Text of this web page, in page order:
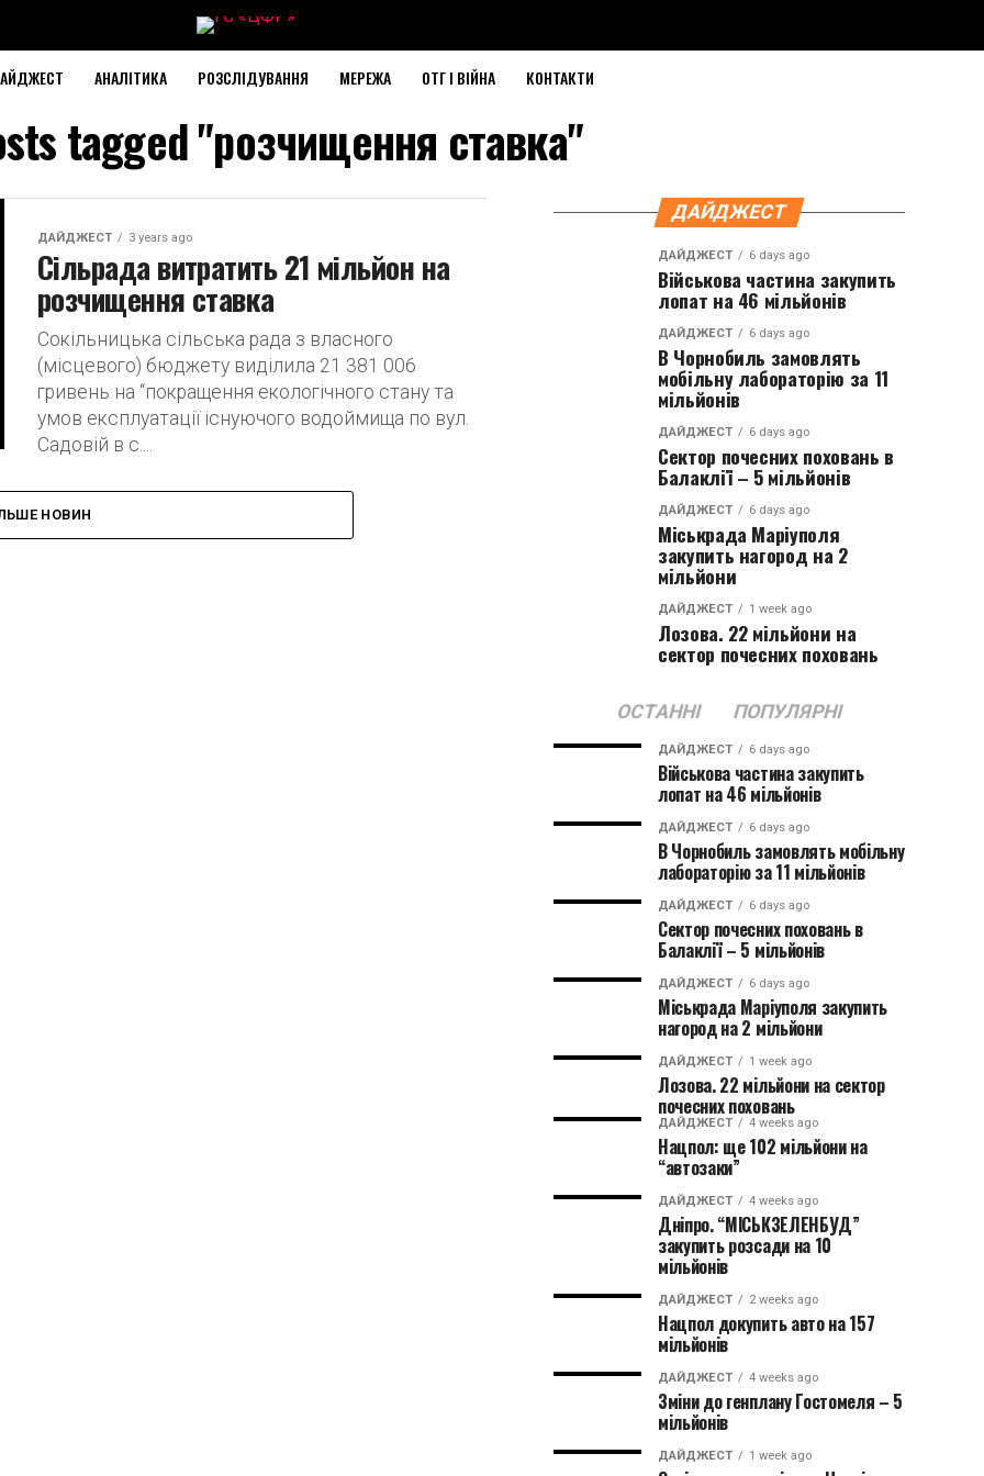
АНАЛІТИКА РОЗСЛІДУВАННЯ МЕРЕЖА ОТГ І ВІЙНА КОНТАКТИ
tagged "розчищення ставка"
ДАЙДЖЕСТ 3 years ago
Сільрада витратить 21 мільйон на
розчищення ставка
Сокільницька сільська рада з власного
(місцевого) бюджету виділила 21 381 006
гривень на “покращення екологічного стану та
умов експлуатації існуючого водоймища по вул.
Садовій в с....
НОВИН
ДАЙДЖЕСТ
ДАЙДЖЕСТ 6 days ago
Військова частина закупить
лопат на 46 мільйонів
ДАЙДЖЕСТ 6 days ago
В Чорнобиль замовлять
мобільну лабораторію за 11
мільйонів
ДАЙДЖЕСТ 6 days ago
Сектор почесних поховань в
Балаклії – 5 мільйонів
ДАЙДЖЕСТ 6 days ago
Міськрада Маріуполя
закупить нагород на 2
мільйони
ДАЙДЖЕСТ 1 week ago
Лозова. 22 мільйони на
сектор почесних поховань
ОСТАННІ ПОПУЛЯРНІ
ДАЙДЖЕСТ 6 days ago
Військова частина закупить
лопат на 46 мільйонів
ДАЙДЖЕСТ 6 days ago
В Чорнобиль замовлять мобільну
лабораторію за 11 мільйонів
ДАЙДЖЕСТ 6 days ago
Сектор почесних поховань в
Балаклії – 5 мільйонів
ДАЙДЖЕСТ 6 days ago
Міськрада Маріуполя закупить
нагород на 2 мільйони
ДАЙДЖЕСТ 1 week ago
Лозова. 22 мільйони на сектор
почесних поховань
ДАЙДЖЕСТ 4 weeks ago
Нацпол: ще 102 мільйони на
“автозаки”
ДАЙДЖЕСТ 4 weeks ago
Дніпро. “МІСЬКЗЕЛЕНБУД”
закупить розсади на 10
мільйонів
ДАЙДЖЕСТ 2 weeks ago
Нацпол докупить авто на 157
мільйонів
ДАЙДЖЕСТ 4 weeks ago
Зміни до генплану Гостомеля – 5
мільйонів
ДАЙДЖЕСТ 1 week ago